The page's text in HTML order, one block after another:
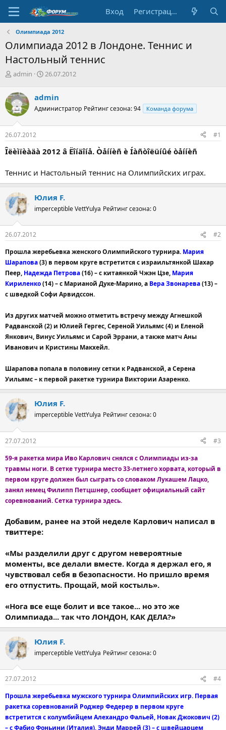
Вход Регистрация
Олимпиада 2012
Олимпиада 2012 в Лондоне. Теннис и
Настольный теннис
А
т
о
р
т
е
м
ы
admin
Д
а
н
ч
а
26.07.2012
admin
Администратор Рейтинг сезона: 94 Команда форума
26.07.2012 #1
Îëèìïèàäà 2012 â Ëîíäîíå. Òåííèñ è Íàñòîëüíûé òåííèñ
Теннис и Настольный теннис на Олимпийских играх.
Юлия F.
imperceptible VettYulya Рейтинг сезона: 0
26.07.2012
#2
Прошла жеребьевка женского Олимпийского турнира. Мария
Шарапова(3) в первом круге встретится с израильтянкой Шахар
Пеер, Надежда Петрова(16) – с китаянкой Чжэн Цзе, Мария
Кириленко(14) – с Марианой Дуке-Марино, а Вера Звонарева(13) –
с шведкой Софи Арвидссон.
Из других матчей можно отметить встречу между Агнешкой
Радванской (2) и Юлией Гергес, Сереной Уильямс (4) и Еленой
Янкович, Винус Уильямс и Сарой Эррани, а также матч Аны
Иванович и Кристины Макхейл.
Шарапова попала в половину сетки к Радванской, а Серена
Уильямс – к первой ракетке турнира Виктории Азаренко.
Юлия F.
imperceptible VettYulya Рейтинг сезона: 0
27.07.2012
#3
59-я ракетка мира Иво Карлович снялся с Олимпиады из-за
травмы ноги. В сетке турнира место 33-летнего хорвата, который в
первом круге должен был сыграть со словаком Лукашем Лацко,
занял немец Филипп Петцшнер, сообщает официальный сайт
соревнований. Сетка турнира здесь.
Добавим, ранее на этой неделе Карлович написал в
твиттере:
«Мы разделили друг с другом невероятные
моменты, все делали вместе. Когда я держал его, я
чувствовал себя в безопасности. Но пришло время
его отпустить. Прощай, мой костыль».
«Нога все еще болит и все такое... но это же
Олимпиада... так что ЛОНДОН, КАК ДЕЛА?»
Юлия F.
imperceptible VettYulya Рейтинг сезона: 0
27.07.2012
#4
Прошла жеребьевка мужского турнира Олимпийских игр. Первая
ракетка соревнований Роджер Федерер в первом круге
встретится с колумбийцем Алехандро Фальей, Новак Джокович (2)
– с Фабио Фоньини (Италия), Энди Маррей (3) – с швейцарцем